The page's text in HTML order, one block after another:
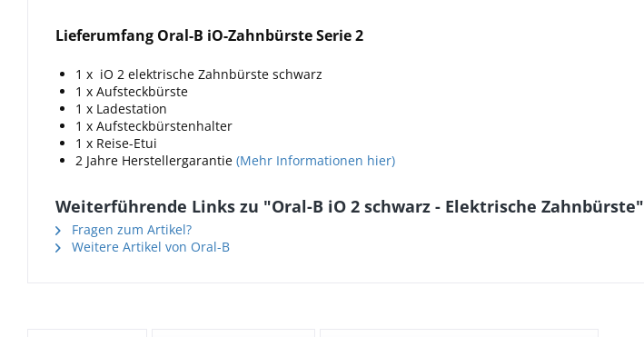
Lieferumfang Oral-B iO-Zahnbürste Serie 2
1 x iO 2 elektrische Zahnbürste schwarz
1 x Aufsteckbürste
1 x Ladestation
1 x Aufsteckbürstenhalter
1 x Reise-Etui
2 Jahre Herstellergarantie (Mehr Informationen hier)
Weiterführende Links zu "Oral-B iO 2 schwarz - Elektrische Zahnbürste"
Fragen zum Artikel?
Weitere Artikel von Oral-B